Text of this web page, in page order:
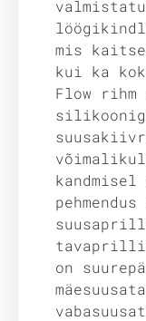
mis
kui ka
Flow
on